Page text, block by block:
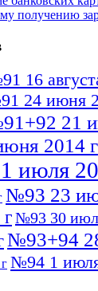
получению
16
24 июня
21
2014 г
июля
№93 23
№93 30
№93+94
№94 1